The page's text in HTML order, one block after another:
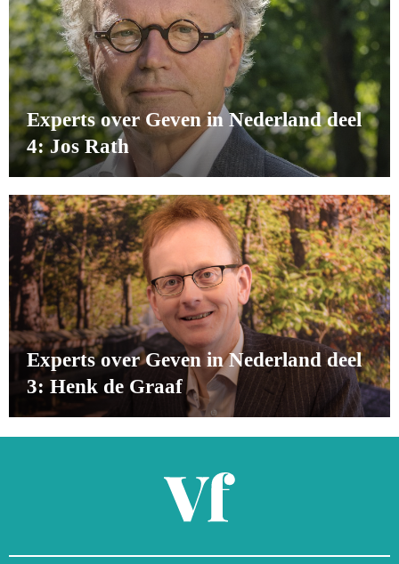
Experts over Geven in Nederland deel
4: Jos Rath
Experts over Geven in Nederland deel
3: Henk de Graaf